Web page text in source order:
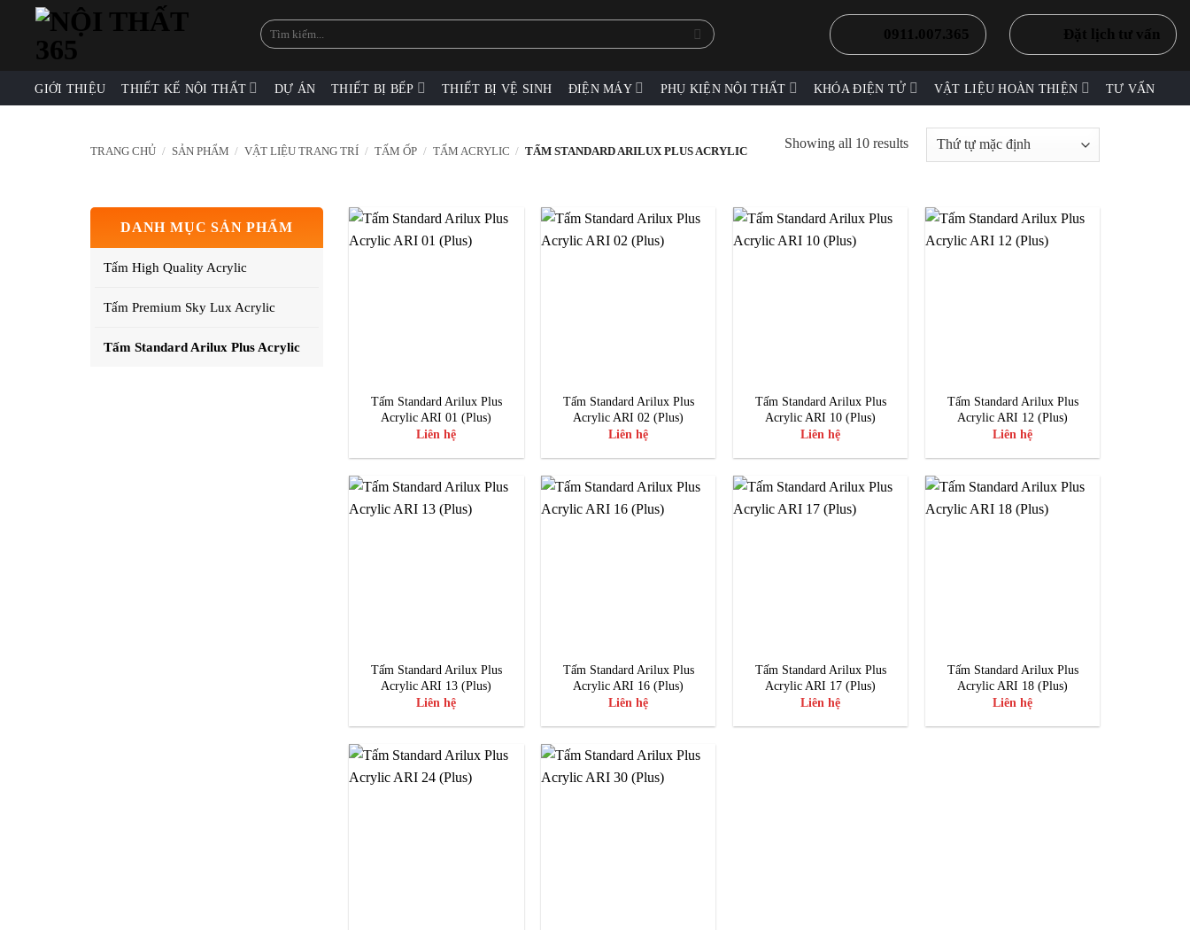
content
Tìm
kiếm:
0911.007.365 Đặt lịch tư vấn
GIỚI THIỆU THIẾT KẾ NỘI THẤT DỰ ÁN THIẾT BỊ BẾP THIẾT BỊ VỆ SINH ĐIỆN MÁY PHỤ KIỆN NỘI THẤT KHÓA ĐIỆN TỬ VẬT LIỆU HOÀN THIỆN TƯ VẤN
TRANG CHỦ / SẢN PHẨM / VẬT LIỆU TRANG TRÍ / TẤM ỐP / TẤM ACRYLIC / TẤM STANDARD ARILUX PLUS ACRYLIC
Showing all 10 results
DANH MỤC SẢN PHẨM
Tấm High Quality Acrylic
Tấm Premium Sky Lux Acrylic
Tấm Standard Arilux Plus Acrylic
Tấm Standard Arilux Plus
Acrylic ARI 01 (Plus)
Liên hệ
Tấm Standard Arilux Plus
Acrylic ARI 02 (Plus)
Liên hệ
Tấm Standard Arilux Plus
Acrylic ARI 10 (Plus)
Liên hệ
Tấm Standard Arilux Plus
Acrylic ARI 12 (Plus)
Liên hệ
Tấm Standard Arilux Plus
Acrylic ARI 13 (Plus)
Liên hệ
Tấm Standard Arilux Plus
Acrylic ARI 16 (Plus)
Liên hệ
Tấm Standard Arilux Plus
Acrylic ARI 17 (Plus)
Liên hệ
Tấm Standard Arilux Plus
Acrylic ARI 18 (Plus)
Liên hệ